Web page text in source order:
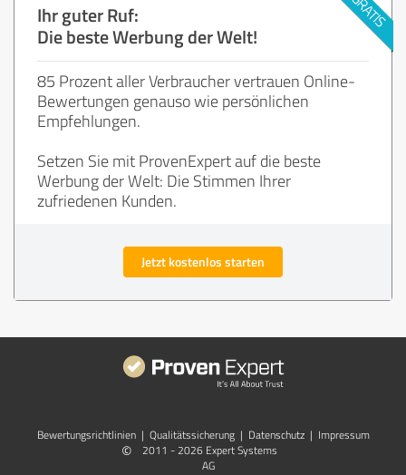
Ihr guter Ruf:
Die beste Werbung der Welt!
85 Prozent aller Verbraucher vertrauen Online-
Bewertungen genauso wie persönlichen
Empfehlungen.
Setzen Sie mit ProvenExpert auf die beste
Werbung der Welt: Die Stimmen Ihrer
zufriedenen Kunden.
Jetzt kostenlos starten
Bewertungs­richtlinien | Qualitätssicherung | Datenschutz | Impressum
©
2011 - 2026 Expert Systems
AG